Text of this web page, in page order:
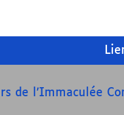
de l’Immaculée